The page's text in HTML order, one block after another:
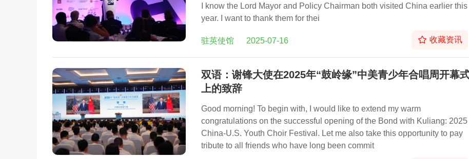
I know the Lord Mayor and Policy Chairman both visited China earlier this
year. I want to thank them for thei
驻英使馆 2025-07-16 收藏资讯
双语：谢锋大使在2025年“鼓岭缘”中美青少年合唱周开幕
上的致辞
Good morning! To begin with, I would like to extend my warm
congratulations on the successful opening of the Bond with Kuliang: 2025
China-U.S. Youth Choir Festival. Let me also take this opportunity to pay
tribute to all friends who have long been commit